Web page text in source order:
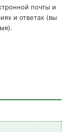
почты и
и ответах (вы